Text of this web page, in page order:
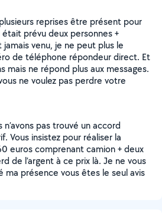
reprises être présent pour
prévu deux personnes +
jamais venu, je ne peut plus le
de téléphone répondeur direct. Et
mais ne répond plus aux messages.
ne voulez pas perdre votre
n’avons pas trouvé un accord
Vous insistez pour réaliser la
euros comprenant camion + deux
de l’argent à ce prix là. Je ne vous
ma présence vous êtes le seul avis